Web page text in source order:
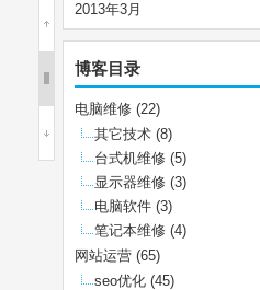
2013年3月
博客目录
电脑维修 (22)
其它技术 (8)
台式机维修 (5)
显示器维修 (3)
电脑软件 (3)
笔记本维修 (4)
网站运营 (65)
seo优化 (45)